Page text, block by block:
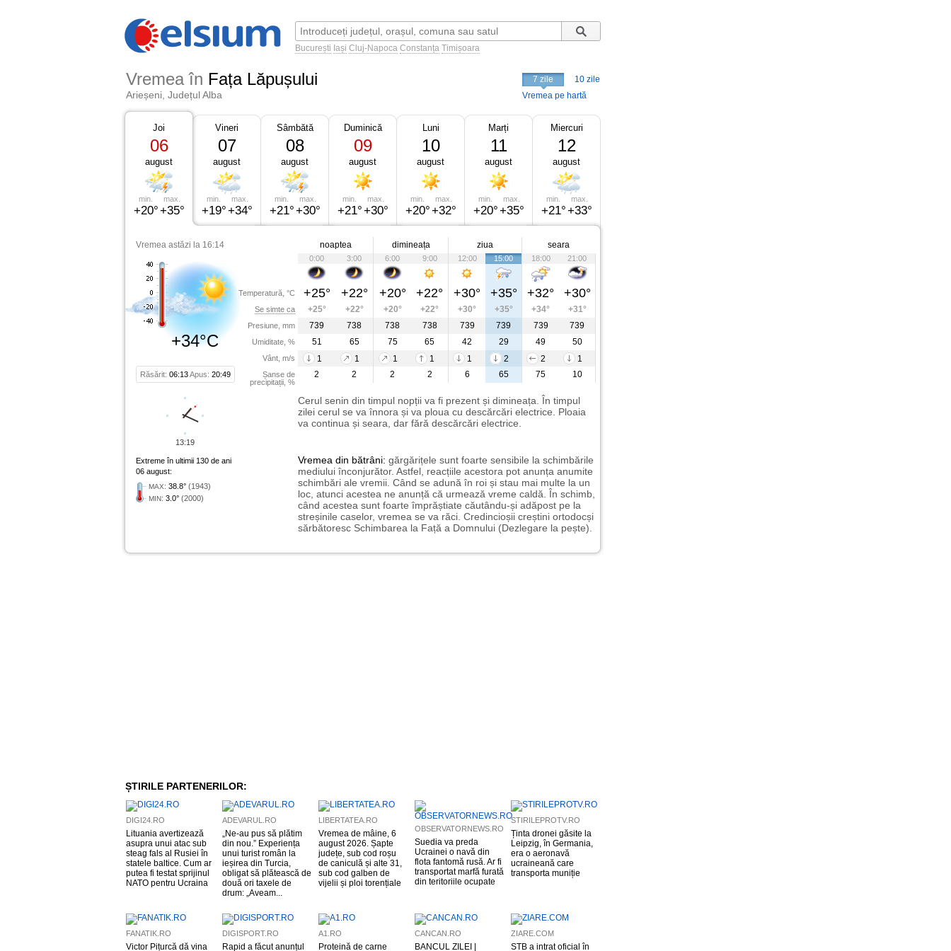
București Iași Cluj-Napoca Constanța Timișoara
Vremea în Fața Lăpușului
Arieșeni, Județul Alba
7 zile
10 zile
Vremea pe hartă
Joi
06
august
min.
+20°
max.
+35°
Vineri
07
august
min.
+19°
max.
+34°
Sâmbătă
08
august
min.
+21°
max.
+30°
Duminică
09
august
min.
+21°
max.
+30°
Luni
10
august
min.
+20°
max.
+32°
Marți
11
august
min.
+20°
max.
+35°
Miercuri
12
august
min.
+21°
max.
+33°
Vremea astăzi la 16:14
+34°C
Răsărit: 06:13Apus: 20:49
Temperatură, °C
Se simte ca
Presiune, mm
Umiditate, %
Vânt, m/s
Șanse de
precipitații, %
noaptea dimineața ziua seara
0:00 3:00 6:00 9:00 12:00 15:00 18:00 21:00
+25° +22° +20° +22° +30° +35° +32° +30°
+25° +22° +20° +22° +30° +35° +34°
+31°
739
738 738 738 739 739 739
739
51
65 75 65 42 29 49
50
1
1 1 1 1 2 2
1
2
2 2 2 6 65 75 10
Cerul senin din timpul nopții va fi prezent și dimineața. În timpul
zilei cerul se va înnora și va ploua cu descărcări electrice. Ploaia
va continua și seara, dar fără descărcări electrice.
Extreme în ultimii 130 de ani
06 august:
MAX: 38.8° (1943)
MIN: 3.0° (2000)
Vremea din bătrâni: gărgărițele sunt foarte sensibile la schimbările
mediului înconjurător. Astfel, reacțiile acestora pot anunța anumite
schimbări ale vremii. Când se adună în roi și stau mai multe la un
loc, atunci acestea ne anunță că urmează vreme caldă. În schimb,
când acestea sunt foarte împrăștiate căutându-și adăpost pe la
streșinile caselor, vremea se va răci. Credincioșii creștini ortodocși
sărbătoresc Schimbarea la Față a Domnului (Dezlegare la pește).
13:19
ȘTIRILE PARTENERILOR:
DIGI24.RO
Lituania avertizează
asupra unui atac sub
steag fals al Rusiei în
statele baltice. Cum ar
putea fi testat sprijinul
NATO pentru Ucraina
ADEVARUL.RO
„Ne-au pus să plătim
din nou.” Experiența
unui turist român la
ieșirea din Turcia,
obligat să plătească de
două ori taxele de
drum: „Aveam...
LIBERTATEA.RO
Vremea de mâine, 6
august 2026. Șapte
județe, sub cod roșu
de caniculă și alte 31,
sub cod galben de
vijelii și ploi torențiale
OBSERVATORNEWS.RO
Suedia va preda
Ucrainei o navă din
flota fantomă rusă. Ar fi
transportat marfă furată
din teritoriile ocupate
STIRILEPROTV.RO
Ținta dronei găsite la
Leipzig, în Germania,
era o aeronavă
ucraineană care
transporta muniție
FANATIK.RO
Victor Pițurcă dă vina
DIGISPORT.RO
Rapid a făcut anunțul
A1.RO
Proteină de carne
CANCAN.RO
BANCUL ZILEI |
ZIARE.COM
STB a intrat oficial în